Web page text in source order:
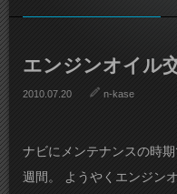
エンジンオイル交
2010.07.20 n-kase
ナビにメンテナンスの時
週間。 ようやくエンジン